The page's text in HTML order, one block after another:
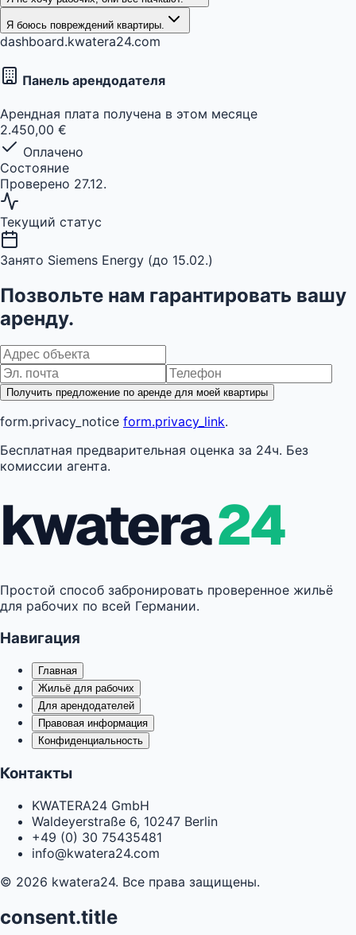
Я боюсь повреждений квартиры.
dashboard.kwatera24.com
Панель арендодателя
Арендная плата получена в этом месяце
2.450,00 €
Оплачено
Состояние
Проверено 27.12.
Текущий статус
Занято Siemens Energy (до 15.02.)
Позвольте нам гарантировать вашу
аренду.
Получить предложение по аренде для моей квартиры
form.privacy_notice form.privacy_link.
Бесплатная предварительная оценка за 24ч. Без
комиссии агента.
kwatera24
Простой способ забронировать проверенное жильё
для рабочих по всей Германии.
Навигация
Главная
Жильё для рабочих
Для арендодателей
Правовая информация
Конфиденциальность
Контакты
KWATERA24 GmbH
Waldeyerstraße 6, 10247 Berlin
+49 (0) 30 75435481
info@kwatera24.com
© 2026 kwatera24. Все права защищены.
consent.title